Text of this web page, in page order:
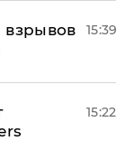
15:39
15:22